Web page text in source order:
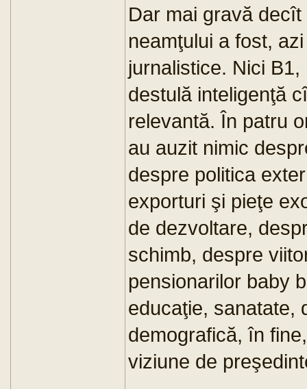
Dar mai gravă
neamţului a fost,
jurnalistice. Nici
destulă inteligenţă
relevantă. În patru
au auzit nimic
despre politica
exporturi şi pieţe
de dezvoltare,
schimb, despre
pensionarilor baby
educaţie, sanatate,
demografică, în
viziune de